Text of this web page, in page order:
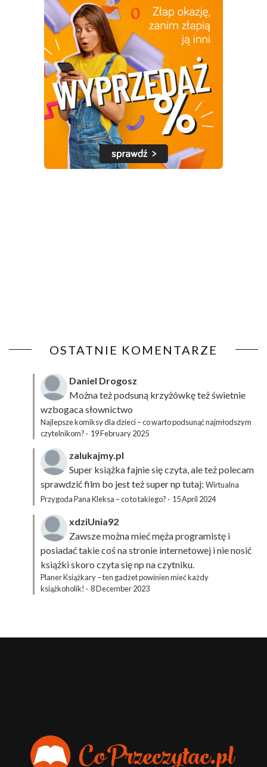
OSTATNIE KOMENTARZE
Daniel Drogosz
Można też podsuną krzyżówkęteż świetnie
wzbogaca słownictwo
Najlepsze komiksy dla dzieci – co warto podsunąć najmłodszym
czytelnikom? · 19 February 2025
zalukajmy.pl
Super książka fajnie się czyta, ale też polecam
sprawdzić film bo jest też super np tutaj: Wirtualna
Przygoda Pana Kleksa – co to takiego? · 15 April 2024
xdziUnia92
Zawsze można mieć męża programistę i
posiadać takie coś na stronie internetowej i nie nosić
książki skoro czyta się np na czytniku.
Planer Książkary – ten gadżet powinien mieć każdy
książkoholik! · 8 December 2023